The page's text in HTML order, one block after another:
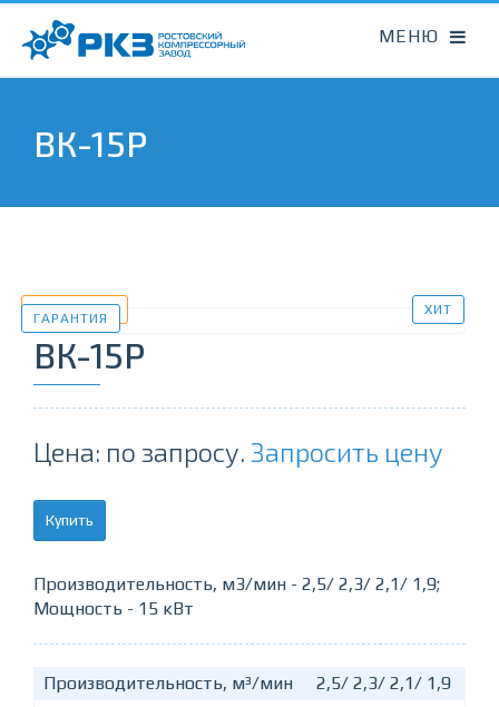
ВК-15Р
В НАЛИЧИИ
ГАРАНТИЯ
ХИТ
ВК-15Р
Цена: по запросу. Запросить цену
Купить
Производительность, м3/мин - 2,5/ 2,3/ 2,1/ 1,9;
Мощность - 15 кВт
Производительность, м³/мин
2,5/ 2,3/ 2,1/ 1,9